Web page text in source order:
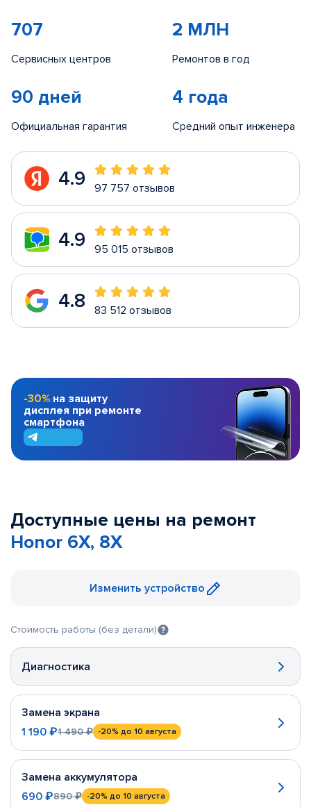
707
Сервисных центров
2 МЛН
Ремонтов в год
90 дней
Официальная гарантия
4 года
Средний опыт инженера
4.9 97 757 отзывов
4.9 95 015 отзывов
4.8 83 512 отзывов
-30% на защиту
дисплея при ремонте
смартфона
Доступные цены на ремонт
Honor 6X, 8X
Изменить устройство
Стоимость работы (без детали)
Диагностика
Замена экрана
1 190 ₽1 490 ₽ -20% до 10 августа
Замена аккумулятора
690 ₽890 ₽ -20% до 10 августа